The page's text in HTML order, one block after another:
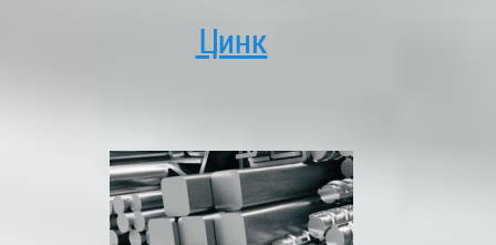
Цинк